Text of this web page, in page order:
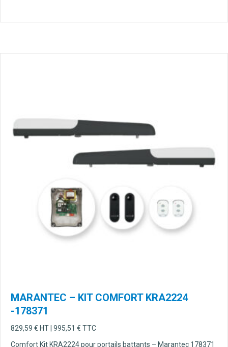
MARANTEC – KIT COMFORT KRA2224
-178371
829,59 € HT | 995,51 € TTC
Comfort Kit KRA2224 pour portails battants – Marantec 178371